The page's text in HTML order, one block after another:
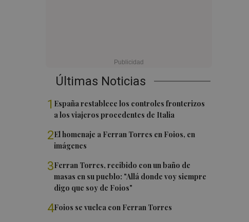
Últimas Noticias
1 España restablece los controles fronterizos
a los viajeros procedentes de Italia
2El homenaje a Ferran Torres en Foios, en
imágenes
3Ferran Torres, recibido con un baño de
masas en su pueblo: "Allá donde voy siempre
digo que soy de Foios"
4Foios se vuelca con Ferran Torres